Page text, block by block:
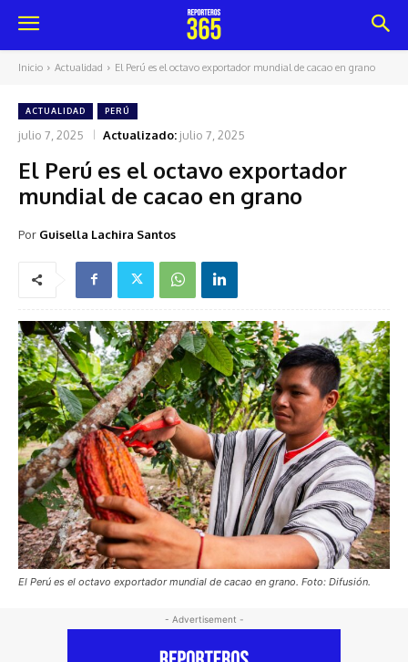
Inicio Actualidad El Perú es el octavo exportador mundial de cacao en grano
ACTUALIDAD PERÚ
julio 7, 2025 Actualizado: julio 7, 2025
El Perú es el octavo exportador
mundial de cacao en grano
Por Guisella Lachira Santos
El Perú es el octavo exportador mundial de cacao en grano. Foto: Difusión.
- Advertisement -